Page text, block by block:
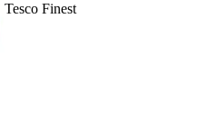
Tesco Finest